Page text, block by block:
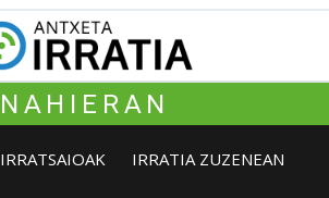
NAHIERAN
IRRATSAIOAK IRRATIA ZUZENEAN